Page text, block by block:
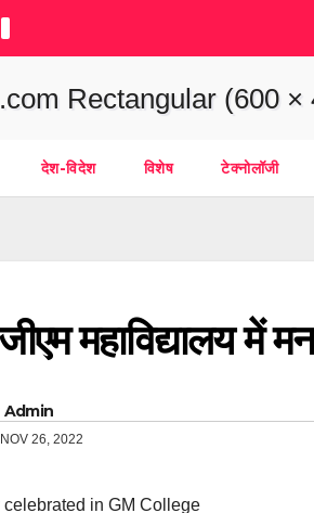
देश-विदेश विशेष टेक्नोलॉजी
महाविद्यालय में
Admin
NOV 26, 2022